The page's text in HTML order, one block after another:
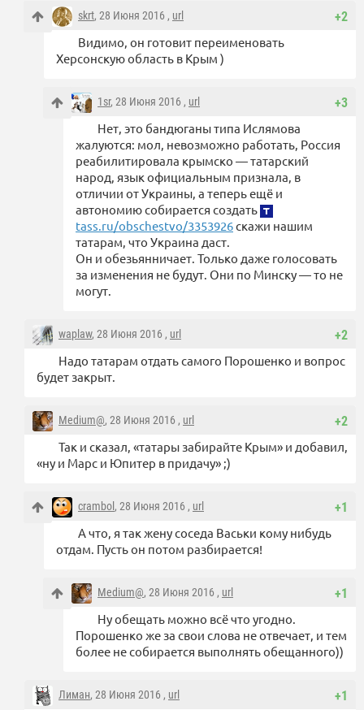
+2
skrt, 28 Июня 2016 , url
Видимо, он готовит переименовать
Херсонскую область в Крым )
+3
1sr, 28 Июня 2016 , url
Нет, это бандюганы типа Ислямова
жалуются: мол, невозможно работать, Россия
реабилитировала крымско — татарский
народ, язык официальным признала, в
отличии от Украины, а теперь ещё и
автономию собирается создать
tass.ru/obschestvo/3353926скажи нашим
татарам, что Украина даст.
Он и обезьянничает. Только даже голосовать
за изменения не будут. Они по Минску — то не
могут.
+2
waplaw, 28 Июня 2016 , url
Надо татарам отдать самого Порошенко и вопрос
будет закрыт.
+2
Medium@, 28 Июня 2016 , url
Так и сказал, «татары забирайте Крым» и добавил,
«ну и Марс и Юпитер в придачу» ;)
+1
crambol , 28 Июня 2016 , url
А что, я так жену соседа Васьки кому нибудь
отдам. Пусть он потом разбирается!
+1
Medium@, 28 Июня 2016 , url
Ну обещать можно всё что угодно.
Порошенко же за свои слова не отвечает, и тем
более не собирается выполнять обещанного))
+1
Лиман, 28 Июня 2016 , url